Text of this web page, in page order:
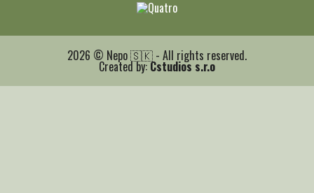
2026 © Nepo 🇸🇰 - All rights reserved.
Created by: Cstudios s.r.o